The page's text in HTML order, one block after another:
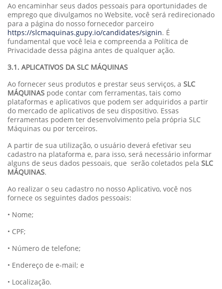
Ao encaminhar seus dados pessoais para oportunidades de
emprego que divulgamos no Website, você será redirecionado
para a página do nosso fornecedor parceiro
https://slcmaquinas.gupy.io/candidates/signin. É
fundamental que você leia e compreenda a Política de
Privacidade dessa página antes de qualquer ação.
3.1. APLICATIVOS DA SLC MÁQUINAS
Ao fornecer seus produtos e prestar seus serviços, a SLC
MÁQUINAS pode contar com ferramentas, tais como
plataformas e aplicativos que podem ser adquiridos a partir
do mercado de aplicativos de seu dispositivo. Essas
ferramentas podem ter desenvolvimento pela própria SLC
Máquinas ou por terceiros.
A partir de sua utilização, o usuário deverá efetivar seu
cadastro na plataforma e, para isso, será necessário informar
alguns de seus dados pessoais, que serão coletados pela SLC
MÁQUINAS.
Ao realizar o seu cadastro no nosso Aplicativo, você nos
fornece os seguintes dados pessoais:
• Nome;
• CPF;
• Número de telefone;
• Endereço de e-mail; e
• Localização.